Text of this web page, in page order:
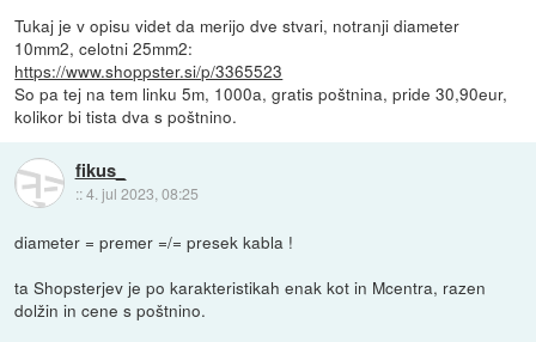
Tukaj je v opisu videt da merijo dve stvari, notranji diameter
10mm2, celotni 25mm2:
https://www.shoppster.si/p/3365523
So pa tej na tem linku 5m, 1000a, gratis poštnina, pride 30,90eur,
kolikor bi tista dva s poštnino.
fikus_
::4. jul 2023, 08:25
diameter = premer =/= presek kabla !
ta Shopsterjev je po karakteristikah enak kot in Mcentra, razen
dolžin in cene s poštnino.